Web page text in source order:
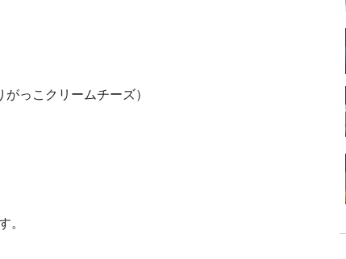
っこクリームチーズ）
。